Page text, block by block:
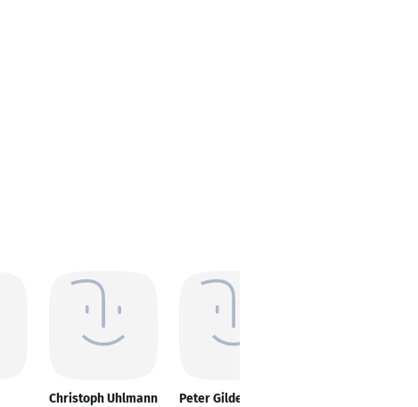
Christoph Uhlmann Peter Gildenhoff